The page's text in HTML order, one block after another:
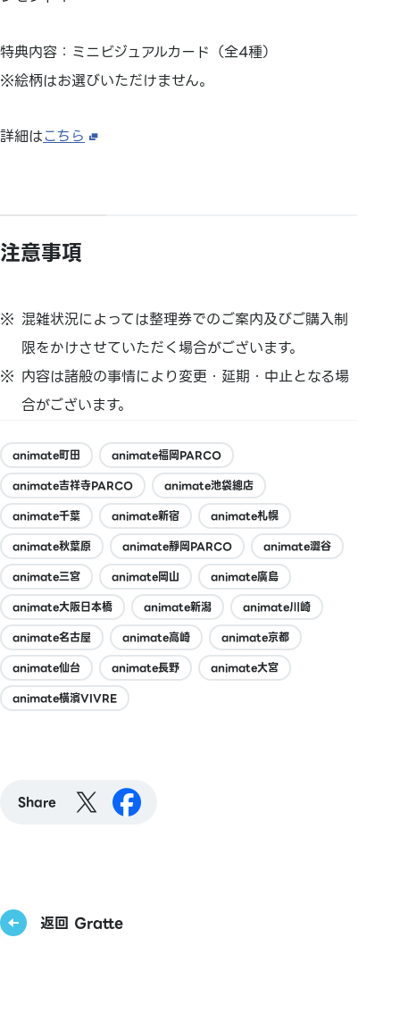
特典内容：ミニビジュアルカード（全4種）
※絵柄はお選びいただけません。
詳細はこちら
注意事項
混雑状況によっては整理券でのご案内及びご購入制
限をかけさせていただく場合がございます。
内容は諸般の事情により変更・延期・中止となる場
合がございます。
animate町田
animate福岡PARCO
animate吉祥寺PARCO
animate池袋總店
animate千葉
animate新宿
animate札幌
animate秋葉原
animate靜岡PARCO
animate澀谷
animate三宮
animate岡山
animate廣島
animate大阪日本橋
animate新潟
animate川崎
animate名古屋
animate高崎
animate京都
animate仙台
animate長野
animate大宮
animate橫濱VIVRE
Share
返回 Gratte